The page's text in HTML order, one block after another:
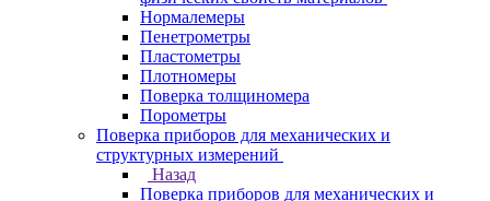
Нормалемеры
Пенетрометры
Пластометры
Плотномеры
Поверка толщиномера
Порометры
Поверка приборов для механических и
структурных измерений
Назад
Поверка приборов для механических и